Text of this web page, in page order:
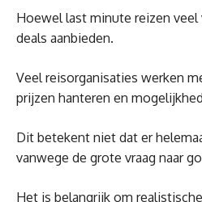
Hoewel last minute reizen
deals aanbieden.
Veel reisorganisaties werken
prijzen hanteren en
Dit betekent niet dat er
vanwege de grote vraag naar
Het is belangrijk om